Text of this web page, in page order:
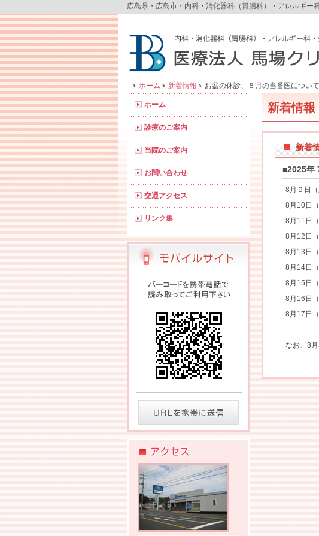
広島県・広島市・内科・消化器科（胃腸科）・アレルギ
ホーム 新着情報 お盆の休診、８月の当番医について
新着情報
新着
■2025年
8月９日
8月 10日
8月 11 日
8月 12 日
8月 13 日
8月 14日
8月 15 日
8月 16 日
8月 17 日
なお、 8 月
ホーム
診療のご案内
当院のご案内
お問い合わせ
交通アクセス
リンク集